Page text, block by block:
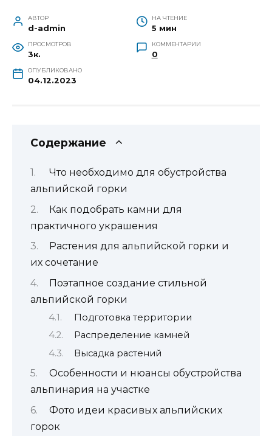
АВТОР
d-admin
НА ЧТЕНИЕ
5 мин
ПРОСМОТРОВ
3к.
КОММЕНТАРИИ
0
ОПУБЛИКОВАНО
04.12.2023
Содержание
Что необходимо для обустройства
альпийской горки
Как подобрать камни для
практичного украшения
Растения для альпийской горки и
их сочетание
Поэтапное создание стильной
альпийской горки
Подготовка территории
Распределение камней
Высадка растений
Особенности и нюансы обустройства
альпинария на участке
Фото идеи красивых альпийских
горок